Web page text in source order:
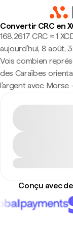
Convertir CRC en
168,2617 CRC ≈ 1
aujourd’hui, 8 août,
Vois combien
des Caraïbes
l'argent avec Morse
Conçu avec